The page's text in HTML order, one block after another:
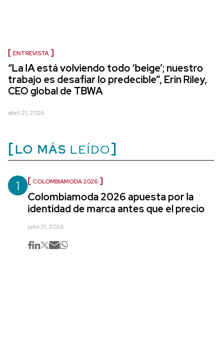
ENTREVISTA
“La IA está volviendo todo ‘beige’; nuestro
trabajo es desafiar lo predecible”, Erin Riley,
CEO global de TBWA
abril 21, 2026
LO MÁS LEÍDO
1 COLOMBIAMODA 2026
Colombiamoda 2026 apuesta por la
identidad de marca antes que el precio
julio 31, 2026